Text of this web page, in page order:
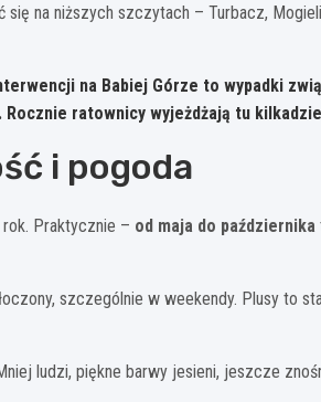
na niższych szczytach – Turbacz,
na Babiej Górze to wypadki
Rocznie ratownicy wyjeżdżają tu
i pogoda
Praktycznie – od maja do października
szczególnie w weekendy. Plusy to
ludzi, piękne barwy jesieni, jeszcze